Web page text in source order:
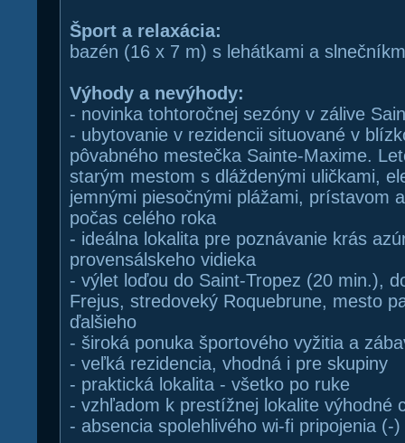
Šport a relaxácia:
bazén (16 x 7 m) s lehátkami a
Výhody a nevýhody:
- novinka tohtoročnej sezóny v zálive
- ubytovanie v rezidencii situované v
pôvabného mestečka Sainte-Maxime.
starým mestom s dláždenými uličkami,
jemnými piesočnými plážami, prístavom
počas celého roka
- ideálna lokalita pre poznávanie krás
provensálskeho vidieka
- výlet loďou do Saint-Tropez (20 min.),
Frejus, stredoveký Roquebrune, mesto
ďalšieho
- široká ponuka športového vyžitia a
- veľká rezidencia, vhodná i pre skupiny
- praktická lokalita - všetko po ruke
- vzhľadom k prestížnej lokalite výhodné
- absencia spolehlivého wi-fi pripojenia (-)